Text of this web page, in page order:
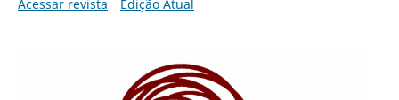
Acessar revista
Edição Atual